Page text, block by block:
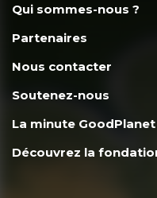
Qui sommes-nous ?
Partenaires
Nous contacter
Soutenez-nous
La minute GoodPlanet
Découvrez la